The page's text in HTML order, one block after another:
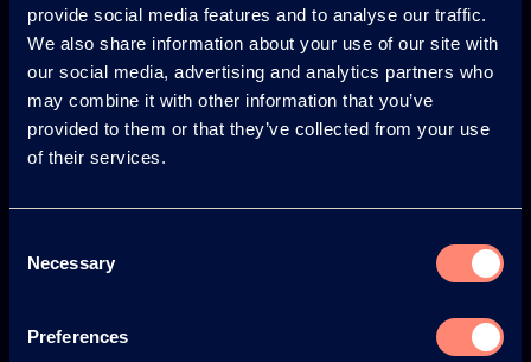
provide social media features and to analyse our traffic.
We also share information about your use of our site with
our social media, advertising and analytics partners who
may combine it with other information that you’ve
provided to them or that they’ve collected from your use
of their services.
Selection
Necessary
Preferences
Europe America
Japan South America